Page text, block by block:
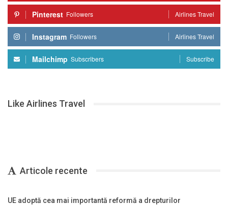
Pinterest Followers Airlines Travel
Instagram Followers Airlines Travel
Mailchimp Subscribers Subscribe
Like Airlines Travel
Articole recente
UE adoptă cea mai importantă reformă a drepturilor